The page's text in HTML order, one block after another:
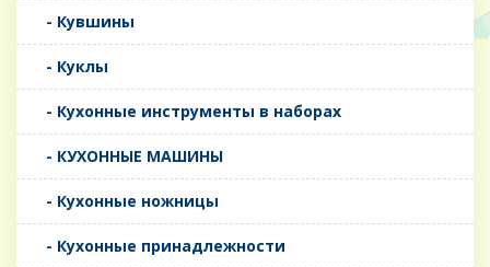
- Кувшины
- Куклы
- Кухонные инструменты в наборах
- КУХОННЫЕ МАШИНЫ
- Кухонные ножницы
- Кухонные принадлежности